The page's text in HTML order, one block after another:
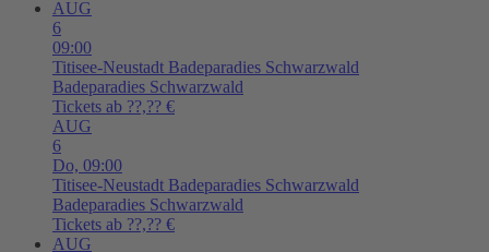
AUG
6
09:00
Titisee-Neustadt Badeparadies Schwarzwald
Badeparadies Schwarzwald
Tickets ab ??,?? €
AUG
6
Do, 09:00
Titisee-Neustadt Badeparadies Schwarzwald
Badeparadies Schwarzwald
Tickets ab ??,?? €
AUG